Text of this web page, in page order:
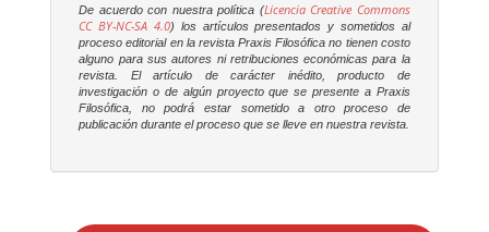
De acuerdo con nuestra política (Licencia Creative Commons
CC BY-NC-SA 4.0) los artículos presentados y sometidos al
proceso editorial en la revistaPraxis Filosófica no tienen costo
alguno para sus autores ni retribuciones económicas para la
revista. El artículo de carácter inédito, producto de
investigación o de algún proyecto que se presente a Praxis
Filosófica , no podrá estar sometido a otro proceso de
publicación durante el proceso que se lleve en nuestra revista.